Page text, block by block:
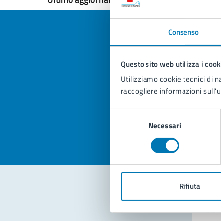
Consenso
Questo sito web utilizza i
Utilizziamo cookie tecnici di
raccogliere informazioni
Necessari
Rifiuta